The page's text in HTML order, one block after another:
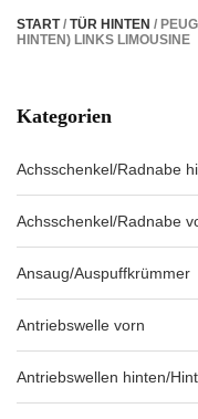
START/ TÜR HINTEN /
HINTEN) LINKS LIMOUSINE
Kategorien
Achsschenkel/Radnabe
Achsschenkel/Radnabe
Ansaug/Auspuffkrümmer
Antriebswelle vorn
Antriebswellen hinten/